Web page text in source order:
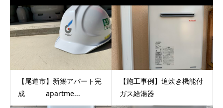
【尾道市】新築アパート完
成 apartme...
【施工事例】追炊き機能付
ガス給湯器